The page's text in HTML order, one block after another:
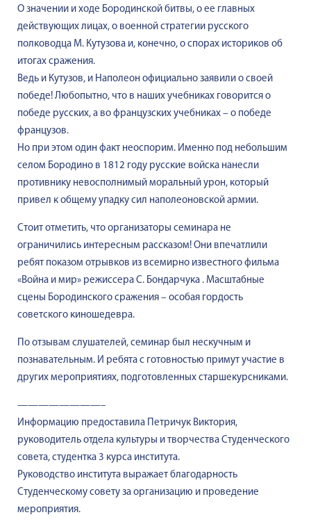
О значении и ходе Бородинской битвы, о ее главных
действующих лицах, о военной стратегии русского
полководца М. Кутузова и, конечно, о спорах историков об
итогах сражения.
Ведь и Кутузов, и Наполеон официально заявили о своей
победе! Любопытно, что в наших учебниках говорится о
победе русских, а во французских учебниках – о победе
французов.
Но при этом один факт неоспорим. Именно под небольшим
селом Бородино в 1812 году русские войска нанесли
противнику невосполнимый моральный урон, который
привел к общему упадку сил наполеоновской армии.
Стоит отметить, что организаторы семинара не
ограничились интересным рассказом! Они впечатлили
ребят показом отрывков из всемирно известного фильма
«Война и мир» режиссера С. Бондарчука . Масштабные
сцены Бородинского сражения – особая гордость
советского киношедевра.
По отзывам слушателей, семинар был нескучным и
познавательным. И ребята с готовностью примут участие в
других мероприятиях, подготовленных старшекурсниками.
————————–
Информацию предоставила Петричук Виктория,
руководитель отдела культуры и творчества Студенческого
совета, студентка 3 курса института.
Руководство института выражает благодарность
Студенческому совету за организацию и проведение
мероприятия.